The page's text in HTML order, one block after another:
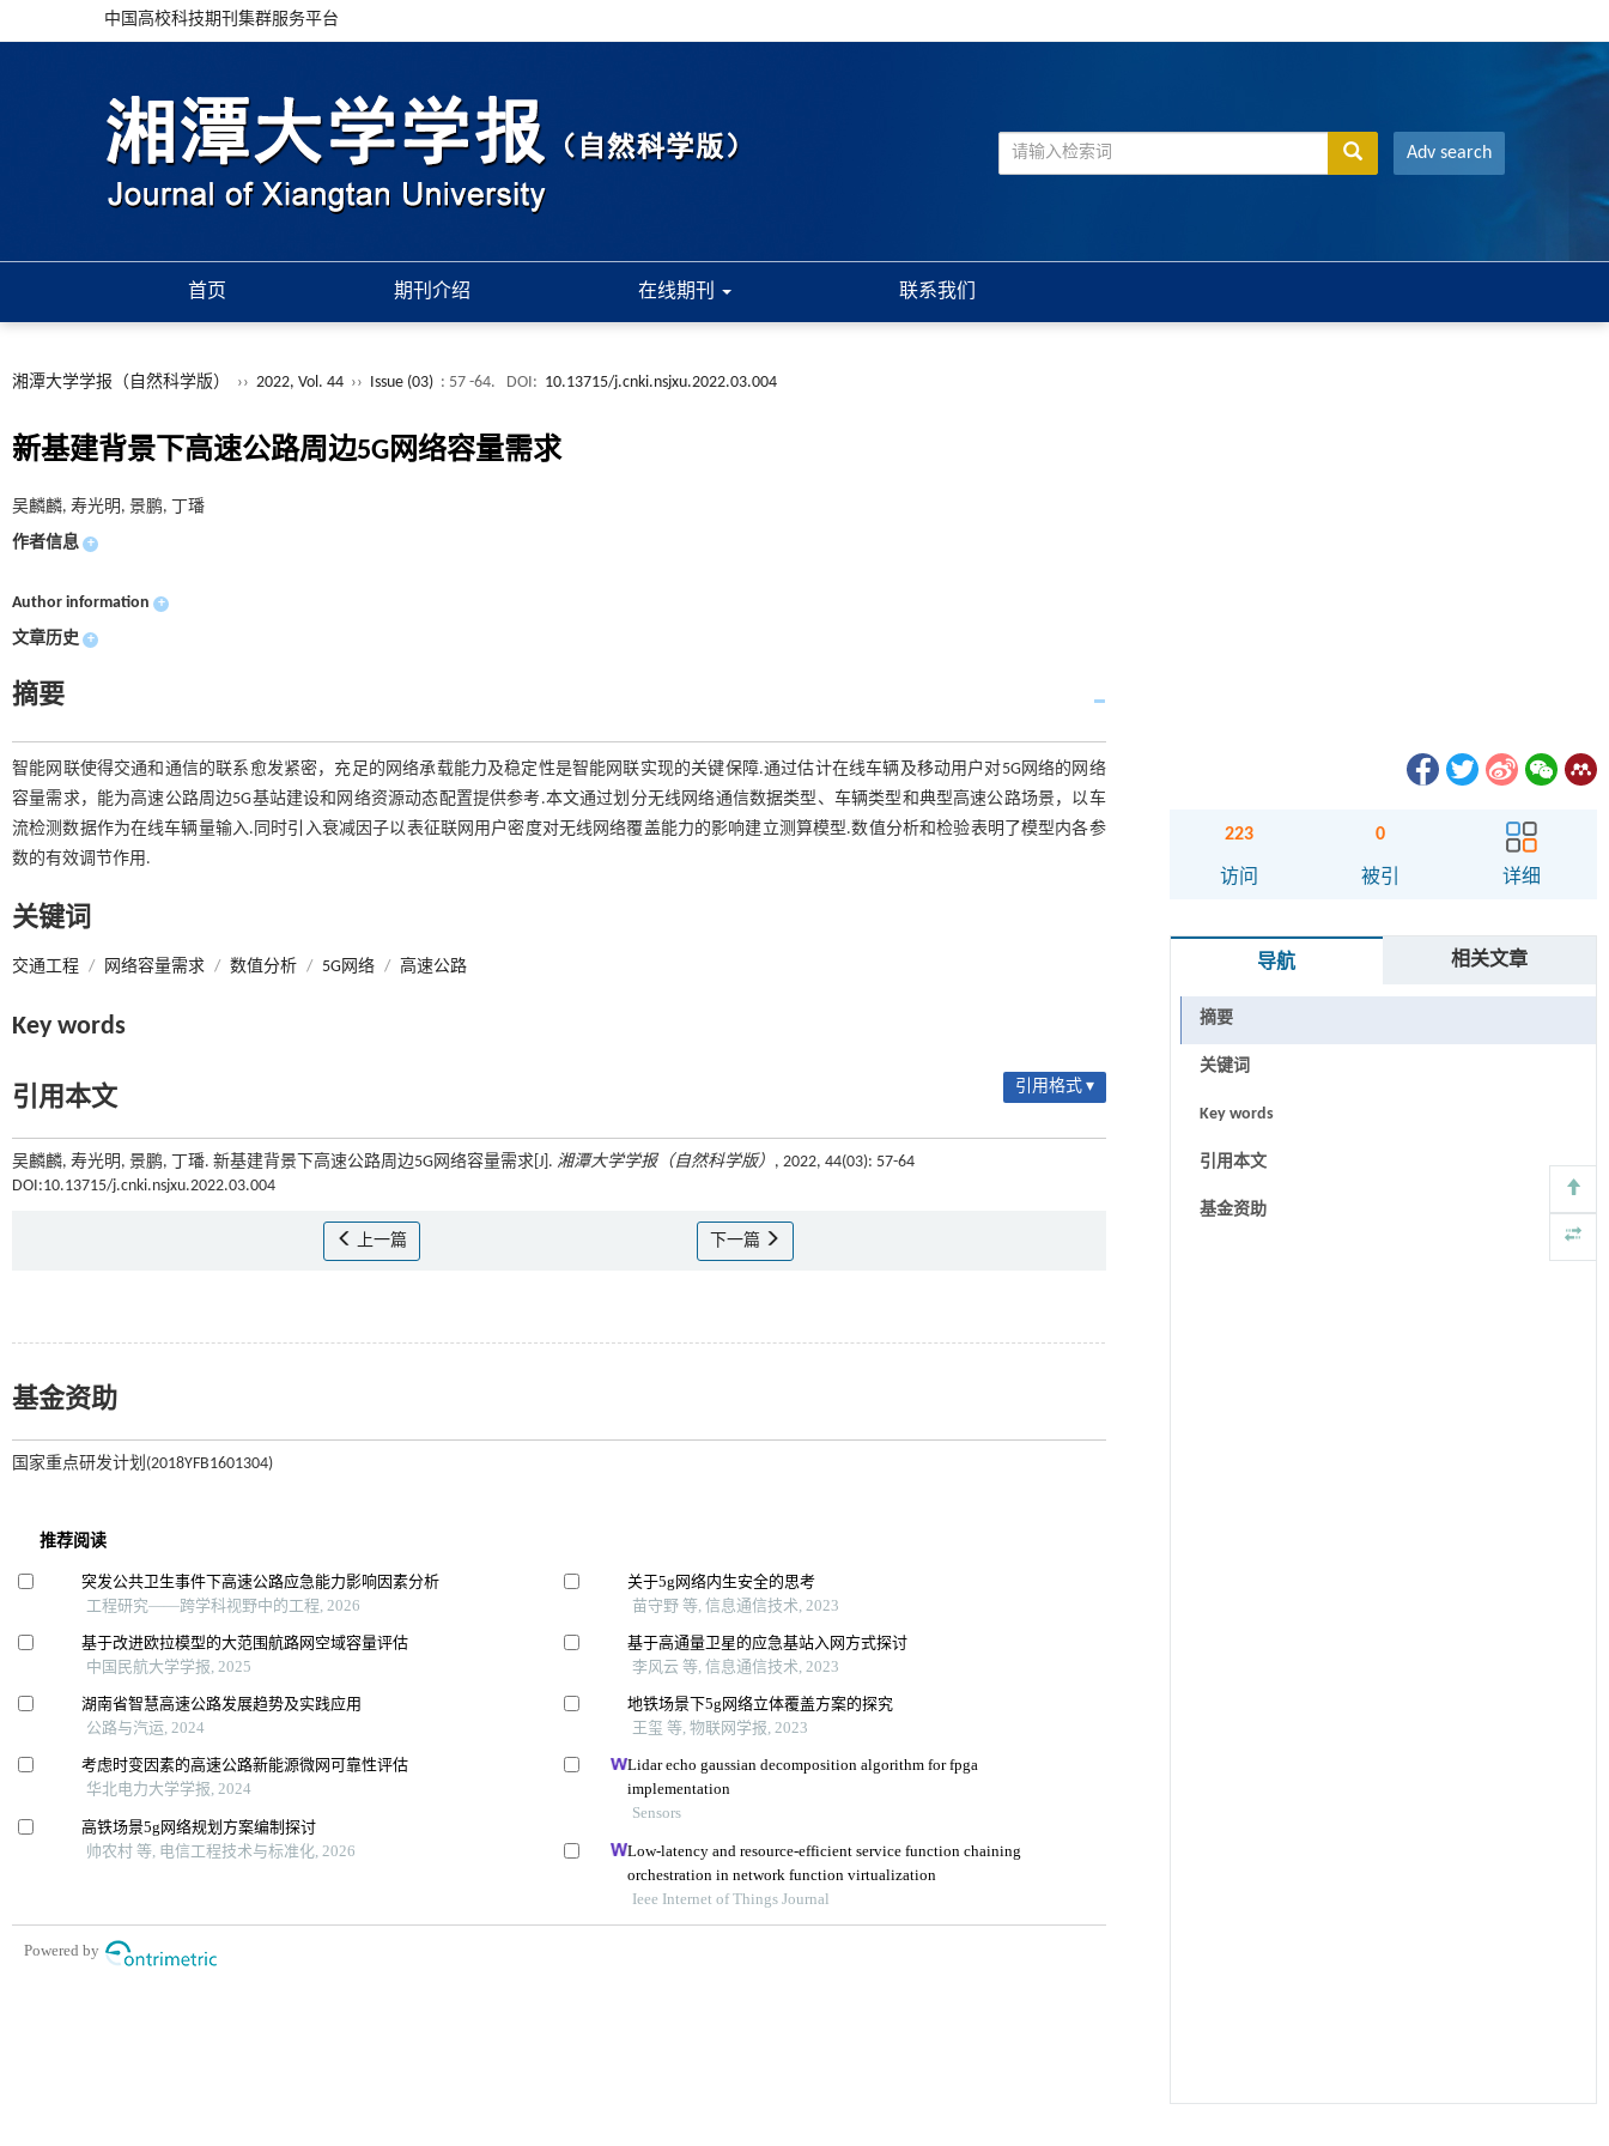
中国高校科技期刊集群服务平台
Adv search
首页 期刊介绍 在线期刊 联系我们
湘潭大学学报（自然科学版） ›› 2022, Vol. 44 ›› Issue (03) : 57 -64. DOI: 10.13715/j.cnki.nsjxu.2022.03.004
新基建背景下高速公路周边5G网络容量需求
吴麟麟, 寿光明, 景鹏, 丁璠
作者信息 +
Author information +
文章历史 +
摘要
智能网联使得交通和通信的联系愈发紧密，充足的网络承载能力及稳定性是智能网联实现的关键保障.通过估计在线车辆及移动用户对5G网络的网络
容量需求，能为高速公路周边5G基站建设和网络资源动态配置提供参考.本文通过划分无线网络通信数据类型、车辆类型和典型高速公路场景，以车
流检测数据作为在线车辆量输入.同时引入衰减因子以表征联网用户密度对无线网络覆盖能力的影响建立测算模型.数值分析和检验表明了模型内各参
数的有效调节作用.
关键词
交通工程 / 网络容量需求 / 数值分析 / 5G网络 / 高速公路
Key words
引用本文 引用格式 ▾
吴麟麟, 寿光明, 景鹏, 丁璠. 新基建背景下高速公路周边5G网络容量需求[J]. 湘潭大学学报（自然科学版） , 2022, 44(03): 57-64
DOI:10.13715/j.cnki.nsjxu.2022.03.004
上一篇 下一篇
基金资助
国家重点研发计划(2018YFB1601304)
223
访问
0
被引 详细
导航 相关文章
摘要
关键词
Key words
引用本文
基金资助